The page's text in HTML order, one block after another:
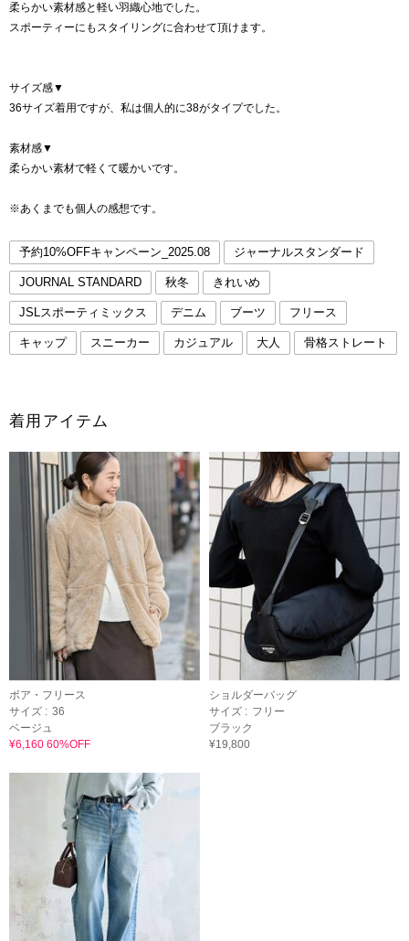
柔らかい素材感と軽い羽織心地でした。
スポーティーにもスタイリングに合わせて頂けます。
サイズ感▼
36サイズ着用ですが、私は個人的に38がタイプでした。
素材感▼
柔らかい素材で軽くて暖かいです。
※あくまでも個人の感想です。
予約10%OFFキャンペーン_2025.08 ジャーナルスタンダード
JOURNAL STANDARD 秋冬 きれいめ
JSLスポーティミックス デニム ブーツ フリース
キャップ スニーカー カジュアル 大人 骨格ストレート
着用アイテム
ボア・フリース
サイズ : 36
ベージュ
¥6,160 60%OFF
ショルダーバッグ
サイズ : フリー
ブラック
¥19,800